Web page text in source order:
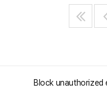
Block unauthorized